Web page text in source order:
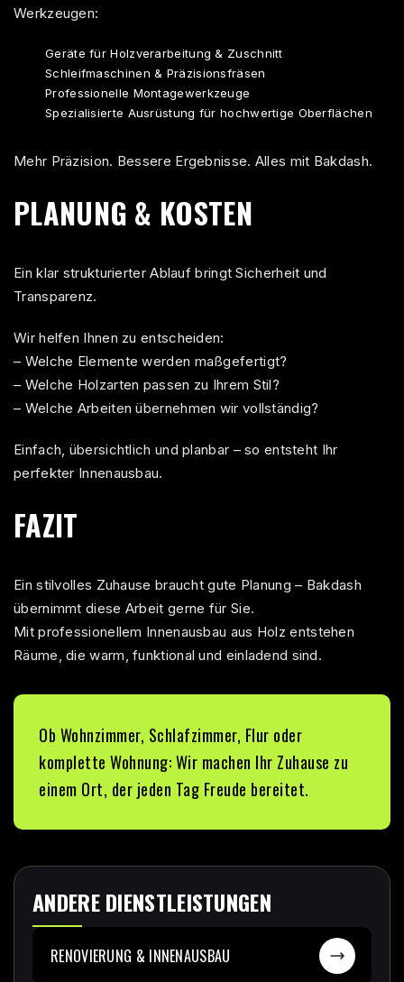
Werkzeugen:
Geräte für Holzverarbeitung & Zuschnitt
Schleifmaschinen & Präzisionsfräsen
Professionelle Montagewerkzeuge
Spezialisierte Ausrüstung für hochwertige Oberflächen
Mehr Präzision. Bessere Ergebnisse. Alles mit Bakdash.
PLANUNG & KOSTEN
Ein klar strukturierter Ablauf bringt Sicherheit und
Transparenz.
Wir helfen Ihnen zu entscheiden:
– Welche Elemente werden maßgefertigt?
– Welche Holzarten passen zu Ihrem Stil?
– Welche Arbeiten übernehmen wir vollständig?
Einfach, übersichtlich und planbar – so entsteht Ihr
perfekter Innenausbau.
FAZIT
Ein stilvolles Zuhause braucht gute Planung – Bakdash
übernimmt diese Arbeit gerne für Sie.
Mit professionellem Innenausbau aus Holz entstehen
Räume, die warm, funktional und einladend sind.
Ob Wohnzimmer, Schlafzimmer, Flur oder
komplette Wohnung:Wir machen Ihr Zuhause zu
einem Ort, der jeden Tag Freude bereitet.
ANDERE DIENSTLEISTUNGEN
RENOVIERUNG & INNENAUSBAU